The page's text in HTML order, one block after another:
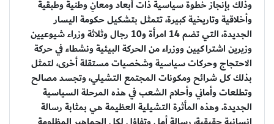
وذلك بإنجاز خطوة سياسية ذات أبعاد ومعانِ وطنية وطبقية
وأخلاقية وتاريخية كبيرة، تتمثل بتشكيل حكومة اليسار
الجديدة، التي تضم 14 امرأة و10 رجال وثلاثة وزراء شيوعيين
وزيرين اشتراكيين ووزراء من الحركة البيئية ونشطاء في حركة
الاحتجاج وحركات سياسية وشخصيات مستقلة أخرى، لتمثل
بذلك كل شرائح ومكونات المجتمع التشيلي، وتجسد مصالح
وتطلعات وأماني وأحلام الشعب في هذه المرحلة السياسية
الجديدة. وهذه المأثرة التشيلية العظيمة هي بمثابة رسالة